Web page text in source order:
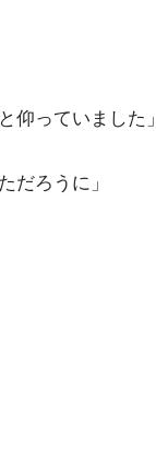
仰っていました」
だろうに」